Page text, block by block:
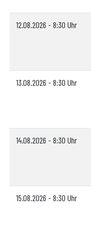
12.08.2026 - 8:30 Uhr
13.08.2026 - 8:30 Uhr
14.08.2026 - 8:30 Uhr
15.08.2026 - 8:30 Uhr